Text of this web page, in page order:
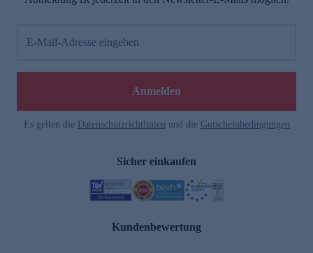
E-Mail-Adresse eingeben
Anmelden
Es gelten die Datenschutzrichtlinien und die Gutscheinbedingungen
Sicher einkaufen
Kundenbewertung